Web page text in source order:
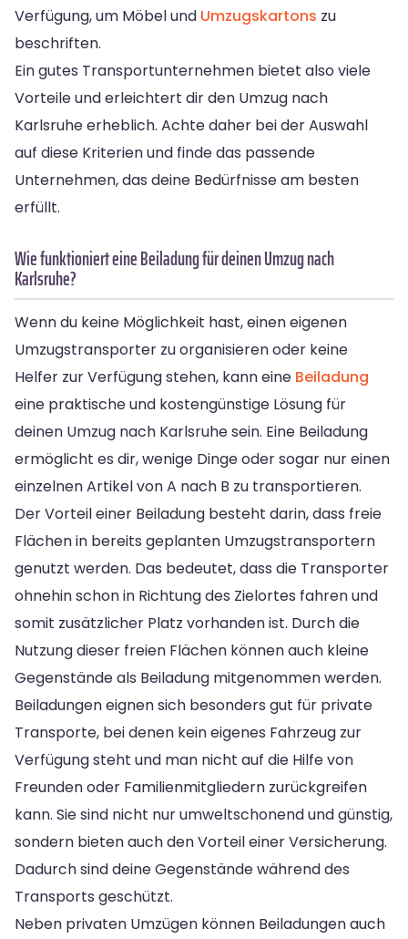
Verfügung, um Möbel und Umzugskartons zu
beschriften.
Ein gutes Transportunternehmen bietet also viele
Vorteile und erleichtert dir den Umzug nach
Karlsruhe erheblich. Achte daher bei der Auswahl
auf diese Kriterien und finde das passende
Unternehmen, das deine Bedürfnisse am besten
erfüllt.
Wie funktioniert eine Beiladung für deinen Umzug nach
Karlsruhe?
Wenn du keine Möglichkeit hast, einen eigenen
Umzugstransporter zu organisieren oder keine
Helfer zur Verfügung stehen, kann eine Beiladung
eine praktische und kostengünstige Lösung für
deinen Umzug nach Karlsruhe sein. Eine Beiladung
ermöglicht es dir, wenige Dinge oder sogar nur einen
einzelnen Artikel von A nach B zu transportieren.
Der Vorteil einer Beiladung besteht darin, dass freie
Flächen in bereits geplanten Umzugstransportern
genutzt werden. Das bedeutet, dass die Transporter
ohnehin schon in Richtung des Zielortes fahren und
somit zusätzlicher Platz vorhanden ist. Durch die
Nutzung dieser freien Flächen können auch kleine
Gegenstände als Beiladung mitgenommen werden.
Beiladungen eignen sich besonders gut für private
Transporte, bei denen kein eigenes Fahrzeug zur
Verfügung steht und man nicht auf die Hilfe von
Freunden oder Familienmitgliedern zurückgreifen
kann. Sie sind nicht nur umweltschonend und günstig,
sondern bieten auch den Vorteil einer Versicherung.
Dadurch sind deine Gegenstände während des
Transports geschützt.
Neben privaten Umzügen können Beiladungen auch